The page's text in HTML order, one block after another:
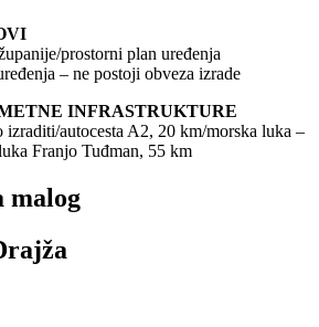
prostorni plan uređenja
– ne postoji obveza izrade
INFRASTRUKTURE
izraditi/autocesta A2, 20 km/morska luka –
Franjo Tuđman, 55 km
malog